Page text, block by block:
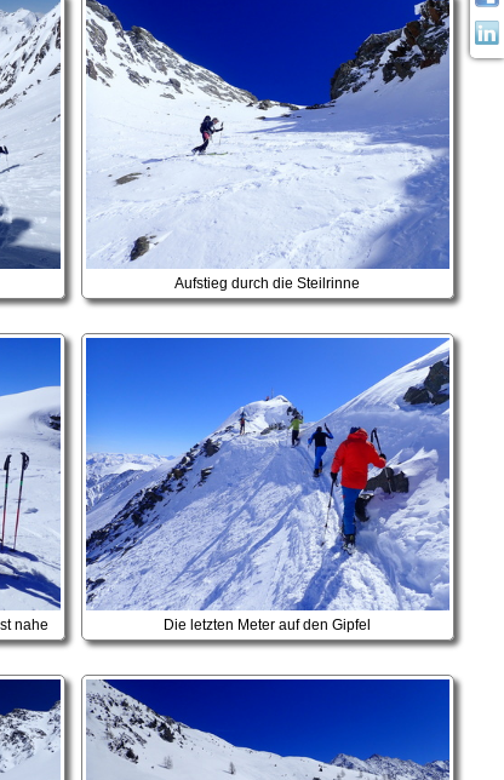
Aufstieg durch die Steilrinne
nahe Die letzten Meter auf den Gipfel